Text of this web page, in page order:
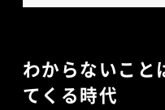
わからないこと
てくる時代